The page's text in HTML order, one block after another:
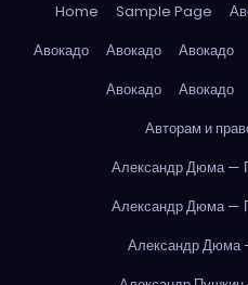
Home Sample Page
Авокадо
Авокадо Авокадо
Авокадо
Авокадо
Авторам и
Александр Дюма —
Александр Дюма —
Александр Дюма